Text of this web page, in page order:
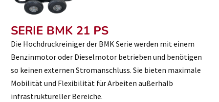
SERIE BMK 21 PS
Die Hochdruckreiniger der BMK Serie werden mit einem
Benzinmotor oder Dieselmotor betrieben und benötigen
so keinen externen Stromanschluss. Sie bieten maximale
Mobilität und Flexibilität für Arbeiten außerhalb
infrastruktureller Bereiche.